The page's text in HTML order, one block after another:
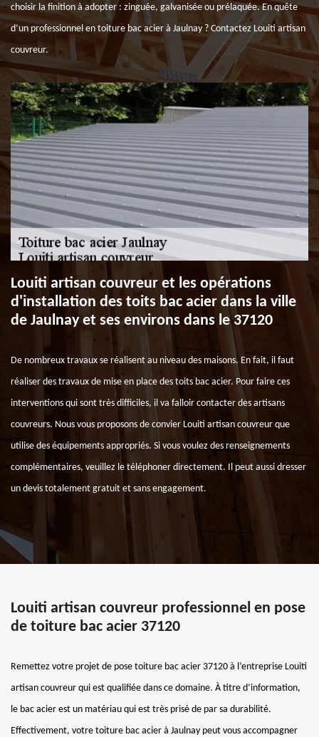
choisir la finition à adopter : zinguée, galvanisée ou prélaquée. En quête
d’un professionnel en toiture bac acier à Jaulnay ? Contactez Louiti artisan
couvreur.
Louiti artisan couvreur et les opérations
d'installation des toits bac acier dans la ville
de Jaulnay et ses environs dans le 37120
De nombreux travaux se réalisent au niveau des maisons. En fait, il faut
réaliser des travaux de mise en place des toits bac acier. Pour faire ces
interventions qui sont très difficiles, il va falloir contacter des artisans
couvreurs. Nous vous proposons de convier Louiti artisan couvreur que
utilise des équipements appropriés. Si vous voulez des renseignements
complémentaires, veuillez le téléphoner directement. Il peut aussi dresser
un devis totalement gratuit et sans engagement.
Louiti artisan couvreur professionnel en pose
de toiture bac acier 37120
Remettez votre projet de pose toiture bac acier 37120 à l’entreprise Louiti
artisan couvreur qui est qualifiée dans ce domaine. À titre d’information,
le bac acier est un matériau qui est très prisé de par sa durabilité.
Effectivement, votre toiture bac acier à Jaulnay peut vous accompagner